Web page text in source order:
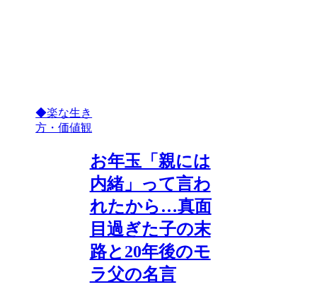
◆楽な生き
方・価値観
お年玉「親には
内緒」って言わ
れたから…真面
目過ぎた子の末
路と20年後のモ
ラ父の名言